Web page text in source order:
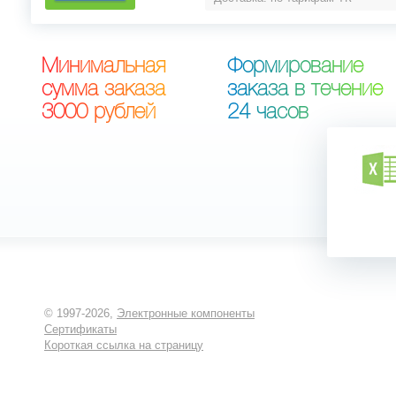
Минимальная
сумма заказа
3000 рублей
Формирование
заказа в течение
24 часов
© 1997-2026, Электронные компоненты
Сертификаты
Короткая ссылка на страницу